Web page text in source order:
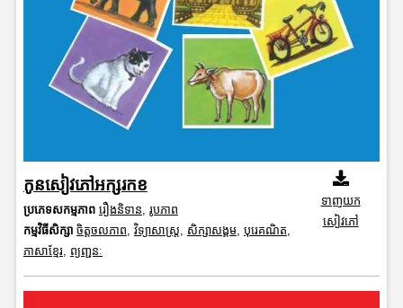
កូនសៀវភៅអក្សរកខ
ប្រភេទសកម្មភាព រឿងនិទាន, រូបភាព
កម្មវិធីសិក្សា ចិត្តចលភាព, វិទ្យាសាស្រ្ត, សិក្សាសង្គម, បុរេគណិត,
ភាសាខ្មែរ, ព្យញ្ជនៈ
ទាញយក
សៀវភៅ